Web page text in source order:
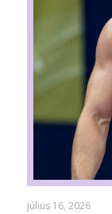
július 16, 2026